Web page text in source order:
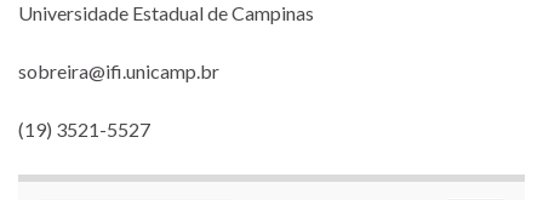
Universidade Estadual de Campinas
sobreira@ifi.unicamp.br
(19) 3521-5527